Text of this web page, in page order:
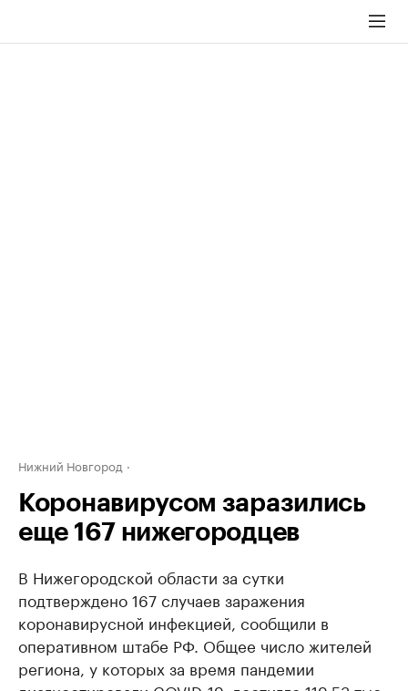
Нижний Новгород
Коронавирусом заразились
еще 167 нижегородцев
В Нижегородской области за сутки
подтверждено 167 случаев заражения
коронавирусной инфекцией, сообщили в
оперативном штабе РФ. Общее число жителей
региона, у которых за время пандемии